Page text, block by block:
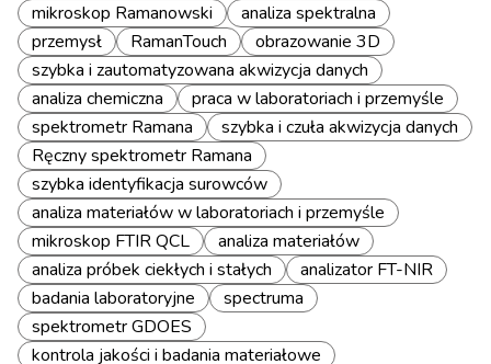
mikroskop Ramanowski
analiza spektralna
przemysł
RamanTouch
obrazowanie 3D
szybka i zautomatyzowana akwizycja danych
analiza chemiczna
praca w laboratoriach i przemyśle
spektrometr Ramana
szybka i czuła akwizycja danych
Ręczny spektrometr Ramana
szybka identyfikacja surowców
analiza materiałów w laboratoriach i przemyśle
mikroskop FTIR QCL
analiza materiałów
analiza próbek ciekłych i stałych
analizator FT-NIR
badania laboratoryjne
spectruma
spektrometr GDOES
kontrola jakości i badania materiałowe